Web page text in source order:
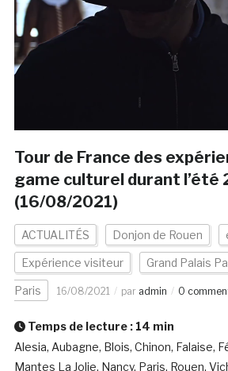
Tour de France des
game culturel durant l’été
(16/08/2021)
ACTUALITÉS Donjon de Rouen
Expérience visiteur Grand Palais
Paris 16/08/2021 par admin 0
Temps de lecture : 14 min
Alesia, Aubagne, Blois, Chinon, Falaise,
Mantes La Jolie, Nancy, Paris, Rouen,